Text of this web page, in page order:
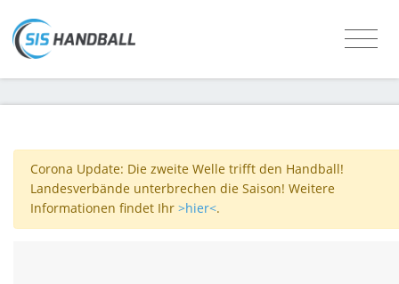
Corona Update: Die zweite Welle trifft den Handball!
Landesverbände unterbrechen die Saison! Weitere
Informationen findet Ihr >hier<.